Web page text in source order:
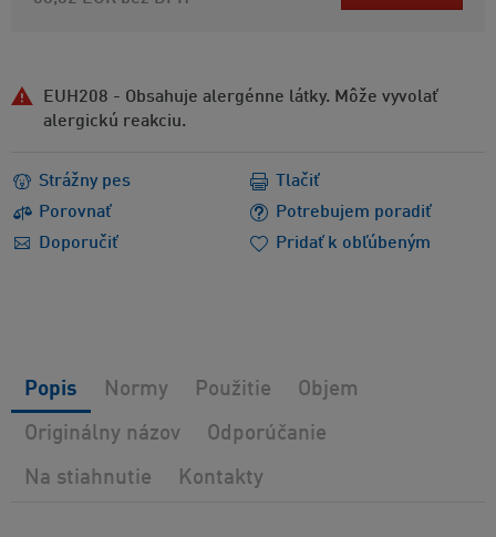
EUH208 - Obsahuje alergénne látky. Môže vyvolať
alergickú reakciu.
Strážny pes
Porovnať
Potrebujem poradiť
Doporučiť
Tlačiť
Pridať k obľúbeným
Popis Normy Použitie Objem
Originálny názov Odporúčanie
Na stiahnutie Kontakty